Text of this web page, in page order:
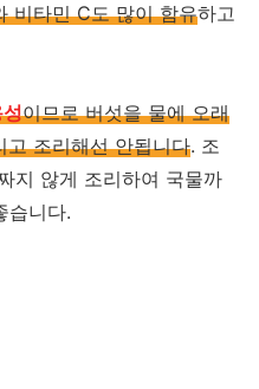
비타민 C도 많이 함유하고
이므로 버섯을 물에 오래
고 조리해선 안됩니다. 조
지 않게 조리하여 국물까
습니다.